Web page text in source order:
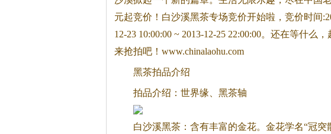
元起竞价！白沙溪黑茶专场竞价开始啦，竞价时间
12-23 10:00:00 ~ 2013-12-25 22:00:00。还在等什么，
来抢拍吧！www.chinalaohu.com
黑茶拍品介绍
拍品介绍：世界缘、黑茶轴
白沙溪黑茶 ：含有丰富的金花。金花学名“冠